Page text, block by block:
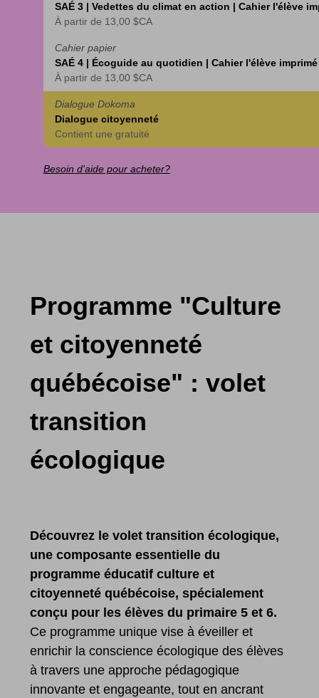
SAÉ 3 | Vedettes du climat en action | Cahier l'élève
À partir de 13,00 $CA
Cahier papier
SAÉ 4 | Écoguide au quotidien | Cahier l'élève imprimé
À partir de 13,00 $CA
Dialogue Dokoma
Dialogue citoyenneté
Contient une gratuité
Besoin d'aide pour acheter?
Programme "Culture
et citoyenneté
québécoise" : volet
transition
écologique
Découvrez le volet transition écologique,
une composante essentielle du
programme éducatif culture et
citoyenneté québécoise, spécialement
conçu pour les élèves du primaire 5 et 6.
Ce programme unique vise à éveiller et
enrichir la conscience écologique des élèves
à travers une approche pédagogique
innovante et engageante, tout en ancrant